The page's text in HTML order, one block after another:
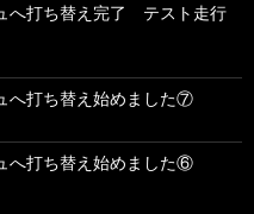
へ打ち替え完了 テスト走行
へ打ち替え始めました⑦
へ打ち替え始めました⑥